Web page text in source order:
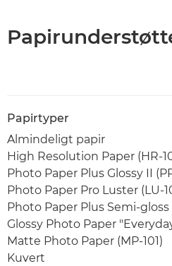
Papirtyper
Almindeligt papir
High Resolution Paper (HR-
Photo Paper Plus Glossy II
Photo Paper Pro Luster (LU-
Photo Paper Plus Semi-gloss
Glossy Photo Paper
Matte Photo Paper (MP-101)
Kuvert